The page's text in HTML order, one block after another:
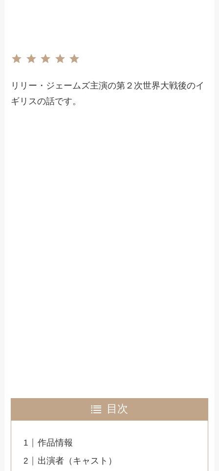
⭐⭐ ⭐
リリー・ジェームズ主演の第２次世界大戦後のイ
ギリスの話です。
目次
作品情報
出演者（キャスト）